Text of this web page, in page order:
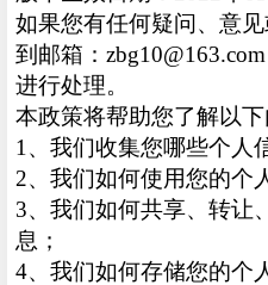
如果您有任何疑问、意
到邮箱：
进行处理。
本政策将帮助您了解以下
1、我们收集您哪些个人
2、我们如何使用您的个
3、我们如何共享、转让
息；
4、我们如何存储您的个